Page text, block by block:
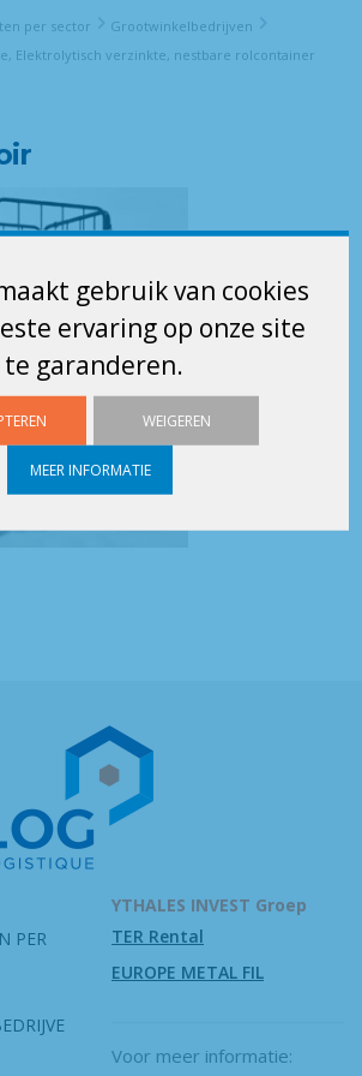
gebruik van cookies
ervaring op onze site
te garanderen.
WEIGEREN
MEER INFORMATIE
per sector
Grootwinkelbedrijven
Elektrolytisch verzinkte, nestbare rolcontainer
PER
YTHALES INVEST Groep
TER Rental
EUROPE METAL FIL
Voor meer informatie: